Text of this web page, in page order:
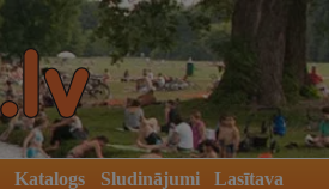
Katalogs Sludinājumi
Lasītava